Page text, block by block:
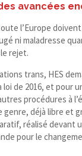
avancées
l’Europe
ni maladresse
rejet.
trans, HES
de 2016, et pour
procédures à
genre, déjà libre et
réalisé devant
pour le